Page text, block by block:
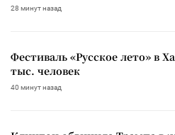
28 минут назад
Фестиваль «Русское лето» в
тыс. человек
40 минут назад